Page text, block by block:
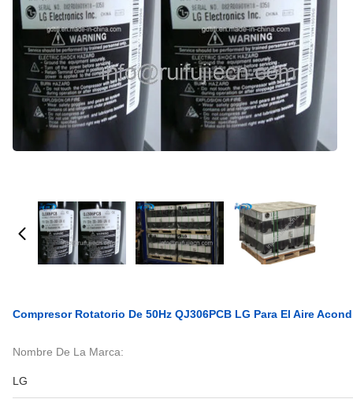
Compresor Rotatorio De 50Hz QJ306PCB LG Para El Aire
Nombre De La Marca:
LG